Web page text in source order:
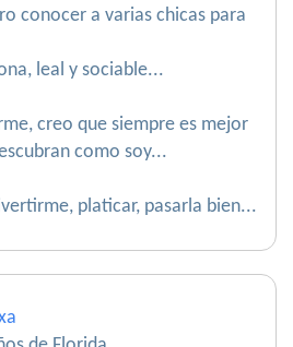
conocer a varias chicas para
leal y sociable...
creo que siempre es mejor
como soy...
platicar, pasarla bien...